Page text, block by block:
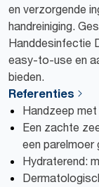
en verzorgende
handreiniging.
Handdesinfectie
easy-to-use en
bieden.
Referenties
Handzeep
Een zachte
een parelmoer
Hydraterend: